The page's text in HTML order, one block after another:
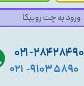
۹۰ ۲۸۴ ۲۸۴- ۰۲۱
۵۸۹۰ ۹۱۰۳ -۰۲۱
ورود به چت روبیکا